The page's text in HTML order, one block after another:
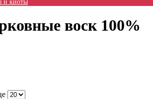
и киоты
воск 100%